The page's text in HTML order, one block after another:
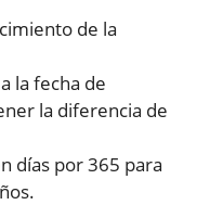
de la
la fecha de
la diferencia de
días por 365 para